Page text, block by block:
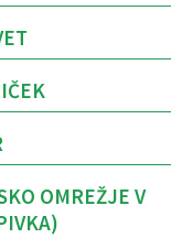
OMREŽJE V